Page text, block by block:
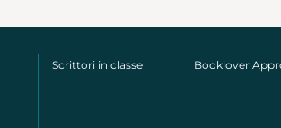
Scrittori in classe Booklover